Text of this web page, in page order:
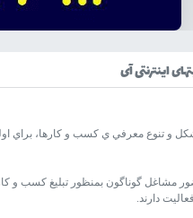
اینترنتی آی
و تنوع معرفي ي کسب و کارها، براي
مشاغل گوناگون بمنظور تبليغ کسب و
دارند.